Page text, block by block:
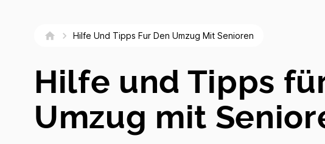
Hilfe Und Tipps Fur Den Umzug Mit Senioren
Hilfe und Tipps
Umzug mit